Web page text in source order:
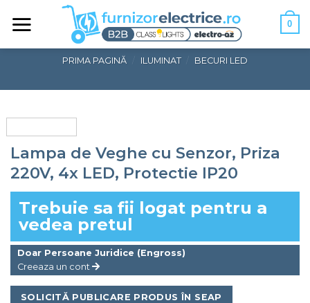
0
PRIMA PAGINĂ ILUMINAT BECURI LED
Lampa de Veghe cu Senzor, Priza
220V, 4x LED, Protectie IP20
Trebuie sa fii logat pentru a
vedea pretul
Doar Persoane Juridice (Engross)
Creeaza un cont
SOLICITĂ PUBLICARE PRODUS ÎN SEAP